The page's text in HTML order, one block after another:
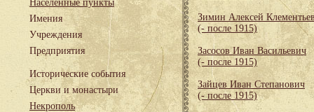
Населенные пункты
Имения
Учреждения
Предприятия
Исторические события
Церкви и монастыри
Некрополь
Зимин Алексей
(- после 1915)
Засосов Иван Васильевич
(- после 1915)
Зайцев Иван Степанович
(- после 1915)